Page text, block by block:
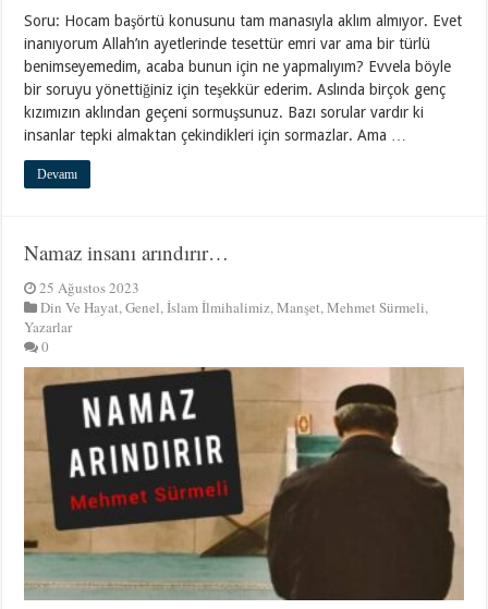
Soru: Hocam başörtü konusunu tam manasıyla aklım almıyor. Evet
inanıyorum Allah’ın ayetlerinde tesettür emri var ama bir türlü
benimseyemedim, acaba bunun için ne yapmalıyım? Evvela böyle
bir soruyu yönettiğiniz için teşekkür ederim. Aslında birçok genç
kızımızın aklından geçeni sormuşsunuz. Bazı sorular vardır ki
insanlar tepki almaktan çekindikleri için sormazlar. Ama …
Devamı
Namaz insanı arındırır…
25 Ağustos 2023
Din Ve Hayat,Genel,İslam İlmihalimiz,Manşet,Mehmet Sürmeli,
Yazarlar
0